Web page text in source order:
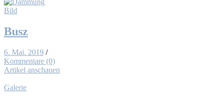
Bild
Busz
6. Mai. 2019 /
Kommentare (0)
Artikel anschauen
Galerie